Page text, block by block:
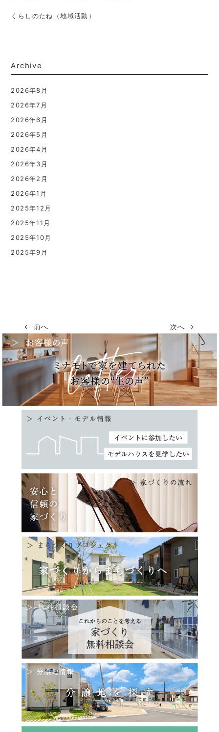
くらしのたね（地域活動）
Archive
2026年8月
2026年7月
2026年6月
2026年5月
2026年4月
2026年3月
2026年2月
2026年1月
2025年12月
2025年11月
2025年10月
2025年9月
← 前へ 次へ →